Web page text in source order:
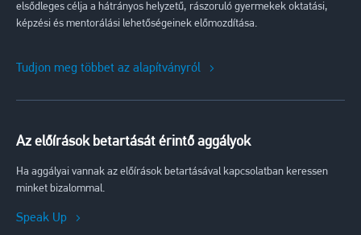
elsődleges célja a hátrányos helyzetű, rászoruló gyermekek oktatási,
képzési és mentorálási lehetőségeinek előmozdítása.
Tudjon meg többet az alapítványról
Az előírások betartását érintő aggályok
Ha aggályai vannak az előírások betartásával kapcsolatban keressen
minket bizalommal.
Speak Up